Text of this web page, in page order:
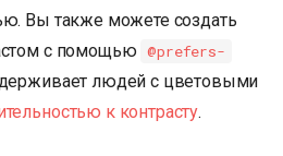
Вы также можете создать
с помощью @prefers-
людей с цветовыми
к контрасту.